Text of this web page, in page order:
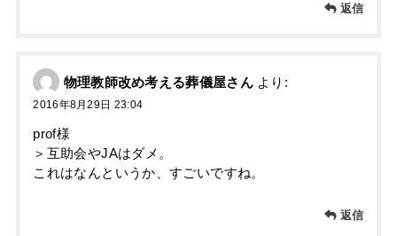
返信
物理教師改め考える葬儀屋さん より:
2016年8月29日 23:04
prof様
＞互助会やJAはダメ。
これはなんというか、すごいですね。
返信